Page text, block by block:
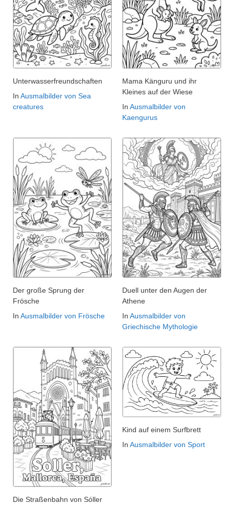
Unterwasserfreundschaften
In Ausmalbilder von Sea
creatures
Mama Känguru und ihr
Kleines auf der Wiese
In Ausmalbilder von
Kaengurus
Der große Sprung der
Frösche
In Ausmalbilder von Frösche
Duell unter den Augen der
Athene
In Ausmalbilder von
Griechische Mythologie
Die Straßenbahn von Sóller
Kind auf einem Surfbrett
In Ausmalbilder von Sport